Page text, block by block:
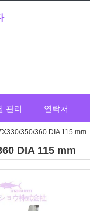
관리 연락처
350/360 DIA 115 mm
DIA 115 mm